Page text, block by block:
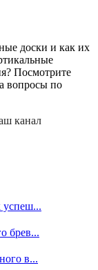
доски и как их
Посмотрите
вопросы по
канал
успеш...
брев...
в...